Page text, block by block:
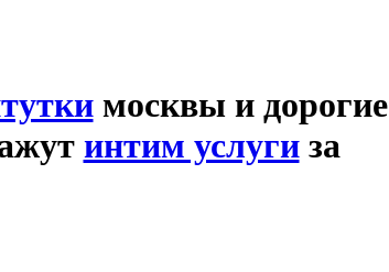
москвы и дорогие
интим услугиза